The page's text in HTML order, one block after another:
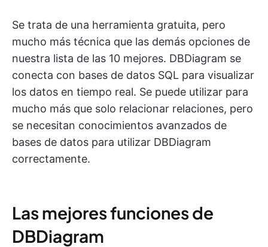
Se trata de una herramienta gratuita, pero
mucho más técnica que las demás opciones de
nuestra lista de las 10 mejores. DBDiagram se
conecta con bases de datos SQL para visualizar
los datos en tiempo real. Se puede utilizar para
mucho más que solo relacionar relaciones, pero
se necesitan conocimientos avanzados de
bases de datos para utilizar DBDiagram
correctamente.
Las mejores funciones de
DBDiagram